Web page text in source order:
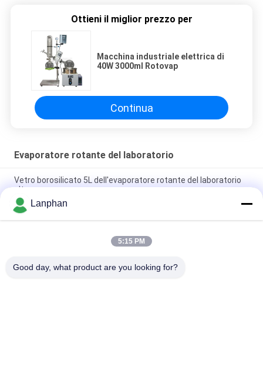
Ottieni il miglior prezzo per
Macchina industriale elettrica di
40W 3000ml Rotovap
Continua
Evaporatore rotante del laboratorio
Vetro borosilicato 5L dell'evaporatore rotante del laboratorio
alto
Cristallizzatore Evaporatore CBD Distillar di vuoto
dell'evaporatore rotante del laboratorio
rotovap 2l mini alcohol distillator glass vertical tube
Lanphan
5:15 PM
Good day, what product are you looking for?